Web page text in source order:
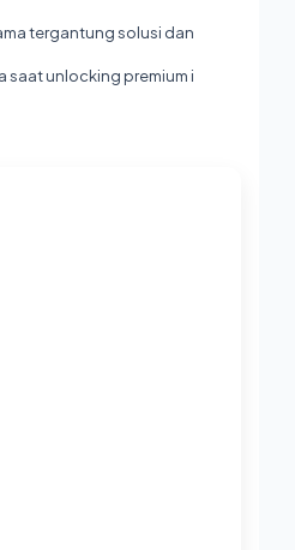
tergantung solusi dan
saat unlocking premium i